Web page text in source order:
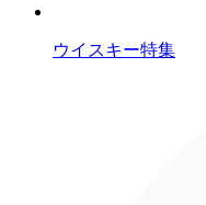
ウイスキー特集